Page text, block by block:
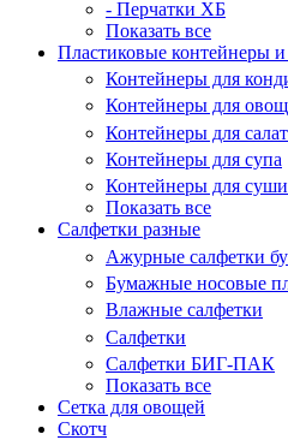
- Перчатки ХБ
Показать все
Пластиковые контейнеры
Контейнеры для
Контейнеры для
Контейнеры для
Контейнеры для супа
Контейнеры для
Показать все
Салфетки разные
Ажурные салфетки
Бумажные носовые
Влажные салфетки
Салфетки
Салфетки БИГ-ПАК
Показать все
Сетка для овощей
Скотч